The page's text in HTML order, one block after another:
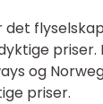
og
priser.